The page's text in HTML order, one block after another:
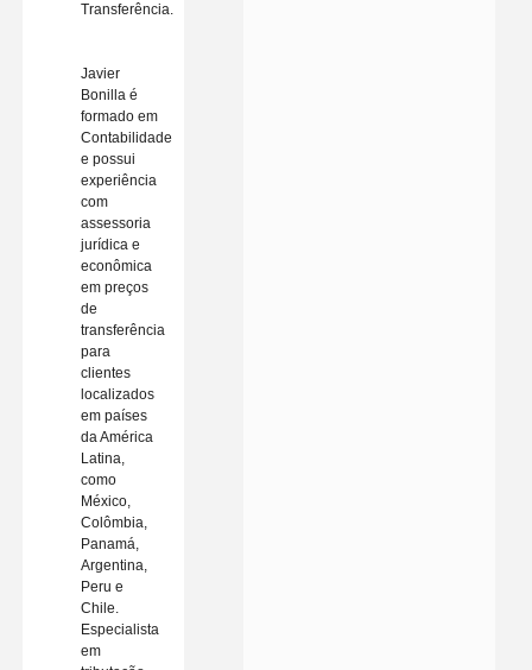
Transferência.
Javier
Bonilla é
formado em
Contabilidade
e possui
experiência
com
assessoria
jurídica e
econômica
em preços
de
transferência
para
clientes
localizados
em países
da América
Latina,
como
México,
Colômbia,
Panamá,
Argentina,
Peru e
Chile.
Especialista
em